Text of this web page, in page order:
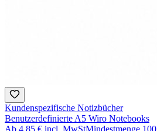
Kundenspezifische Notizbücher
Benutzerdefinierte A5 Wiro Notebooks